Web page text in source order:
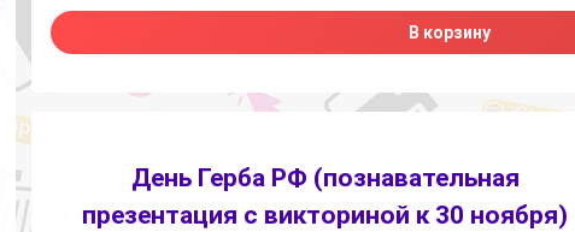
В корзину
День Герба РФ (познавательная
презентация с викториной к 30 ноября)